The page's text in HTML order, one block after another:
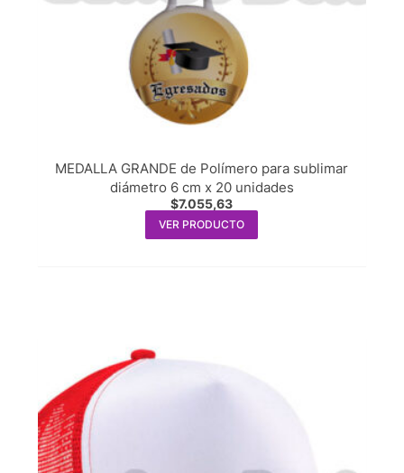
MEDALLA GRANDE de Polímero para sublimar
diámetro 6 cm x 20 unidades
$7.055,63
VER PRODUCTO